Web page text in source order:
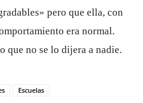
pero que ella, con
era normal.
que no se lo dijera a nadie.
Escuelas